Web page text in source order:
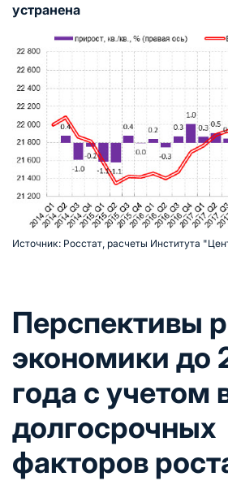
устранена
Источник: Росстат, расчеты Института
Перспективы
экономики до
года с учетом
долгосрочных
факторов